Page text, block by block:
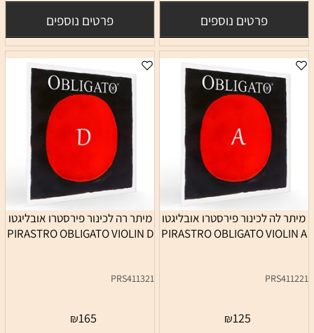
פרטים נוספים פרטים נוספים
מיתר לה לכינור פירסטרו אובליגטו
PIRASTRO OBLIGATO VIOLIN A
PRS411221
₪125
מיתר רה לכינור פירסטרו אובליגטו
PIRASTRO OBLIGATO VIOLIN D
PRS411321
₪165